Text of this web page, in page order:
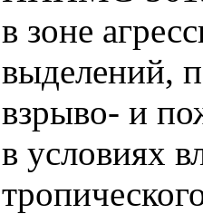
в зоне
выделений,
взрыво- и
в условиях